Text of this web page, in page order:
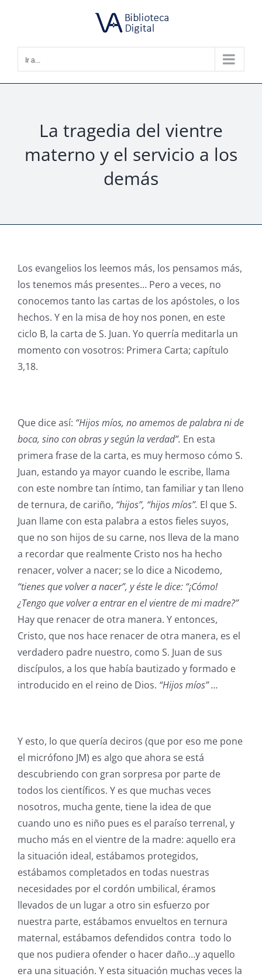
Ir a...
La tragedia del vientre
materno y el servicio a los
demás
Los evangelios los leemos más, los pensamos más,
los tenemos más presentes… Pero a veces, no
conocemos tanto las cartas de los apóstoles, o los
hechos. Y en la misa de hoy nos ponen, en este
ciclo B, la carta de S. Juan. Yo querría meditarla un
momento con vosotros: Primera Carta; capítulo
3,18.
Que dice así: “Hijos míos, no amemos de palabra ni de
boca, sino con obras y según la verdad”. En esta
primera frase de la carta, es muy hermoso cómo S.
Juan, estando ya mayor cuando le escribe, llama
con este nombre tan íntimo, tan familiar y tan lleno
de ternura, de cariño, “hijos”, “hijos míos”. El que S.
Juan llame con esta palabra a estos fieles suyos,
que no son hijos de su carne, nos lleva de la mano
a recordar que realmente Cristo nos ha hecho
renacer, volver a nacer; se lo dice a Nicodemo,
“tienes que volver a nacer”, y éste le dice: “¡Cómo!
¿Tengo que volver a entrar en el vientre de mi madre?”
Hay que renacer de otra manera. Y entonces,
Cristo, que nos hace renacer de otra manera, es el
verdadero padre nuestro, como S. Juan de sus
discípulos, a los que había bautizado y formado e
introducido en el reino de Dios. “Hijos míos” …
Y esto, lo que quería deciros (que por eso me pone
el micrófono JM) es algo que ahora se está
descubriendo con gran sorpresa por parte de
todos los científicos. Y es que muchas veces
nosotros, mucha gente, tiene la idea de que
cuando uno es niño pues es el paraíso terrenal, y
mucho más en el vientre de la madre: aquello era
la situación ideal, estábamos protegidos,
estábamos completados en todas nuestras
necesidades por el cordón umbilical, éramos
llevados de un lugar a otro sin esfuerzo por
nuestra parte, estábamos envueltos en ternura
maternal, estábamos defendidos contra todo lo
que nos pudiera ofender o hacer daño…y aquello
era una situación. Y esta situación muchas veces la